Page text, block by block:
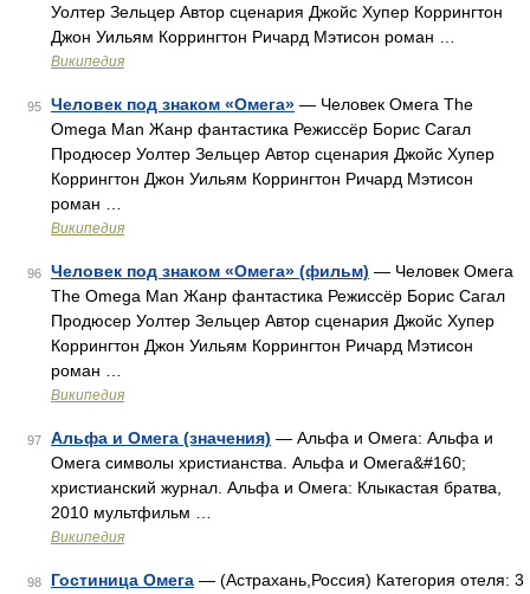
Уолтер Зельцер Автор сценария Джойс Хупер Коррингтон
Джон Уильям Коррингтон Ричард Мэтисон роман …
Википедия
95 Человек под знаком «Омега» — Человек Омега The
Omega Man Жанр фантастика Режиссёр Борис Сагал
Продюсер Уолтер Зельцер Автор сценария Джойс Хупер
Коррингтон Джон Уильям Коррингтон Ричард Мэтисон
роман …
Википедия
96 Человек под знаком «Омега» (фильм) — Человек Омега
The Omega Man Жанр фантастика Режиссёр Борис Сагал
Продюсер Уолтер Зельцер Автор сценария Джойс Хупер
Коррингтон Джон Уильям Коррингтон Ричард Мэтисон
роман …
Википедия
97 Альфа и Омега (значения) — Альфа и Омега: Альфа и
Омега символы христианства. Альфа и Омега&#160;
христианский журнал. Альфа и Омега: Клыкастая братва,
2010 мультфильм …
Википедия
98 Гостиница Омега — (Астрахань,Россия) Категория отеля: 3